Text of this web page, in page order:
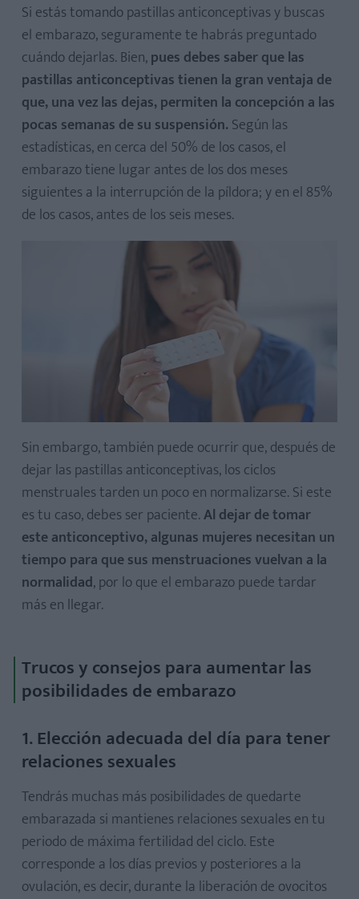
Si estás tomando pastillas anticonceptivas y buscas
el embarazo, seguramente te habrás preguntado
cuándo dejarlas. Bien,pues debes saber que las
pastillas anticonceptivas tienen la gran ventaja de
que, una vez las dejas, permiten la concepción a las
pocas semanas de su suspensión. Según las
estadísticas, en cerca del 50% de los casos, el
embarazo tiene lugar antes de los dos meses
siguientes a la interrupción de la píldora; y en el 85%
de los casos, antes de los seis meses.
Sin embargo, también puede ocurrir que, después de
dejar las pastillas anticonceptivas, los ciclos
menstruales tarden un poco en normalizarse. Si este
es tu caso, debes ser paciente.Al dejar de tomar
este anticonceptivo, algunas mujeres necesitan un
tiempo para que sus menstruaciones vuelvan a la
normalidad, por lo que el embarazo puede tardar
más en llegar.
Trucos y consejos para aumentar las
posibilidades de embarazo
1. Elección adecuada del día para tener
relaciones sexuales
Tendrás muchas más posibilidades de quedarte
embarazada si mantienes relaciones sexuales en tu
periodo de máxima fertilidad del ciclo. Este
corresponde a los días previos y posteriores a la
ovulación, es decir, durante la liberación de ovocitos